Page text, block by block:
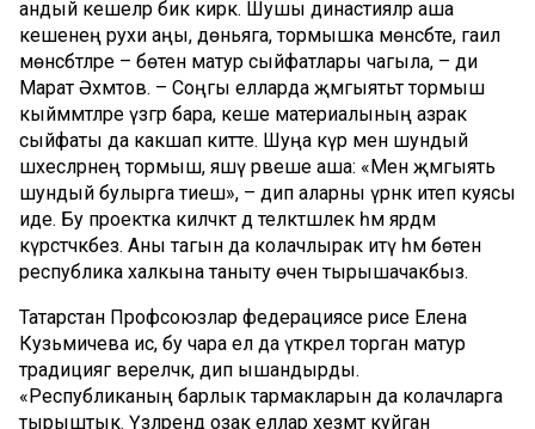
андый кешеләр бик кирәк. Шушы династияләр аша
кешенең рухи аңы, дөньяга, тормышка мөнәсәбәте, гаилә
мөнәсәбәтләре – бөтен матур сыйфатлары чагыла, – ди
Марат Әхмәтов. – Соңгы елларда җәмгыятьтә тормыш
кыйммәтләре үзгәрә бара, кеше материалының азрак
сыйфаты да какшап китте. Шуңа күрә менә шундый
шәхесләрнең тормыш, яшәү рәвеше аша: «Менә җәмгыять
шундый булырга тиеш», ­– дип аларны үрнәк итеп куясы
иде. Бу проектка киләчәктә дә теләктәшлек һәм ярдәм
күрсәтәчәкбез. Аны тагын да колачлырак итү һәм бөтен
республика халкына таныту өчен тырышачакбыз.
Татарстан Профсоюзлар федерациясе рәисе Елена
Кузьмичева исә, бу чара ел да үткәрелә торган матур
традициягә әвереләчәк, дип ышандырды.
«Республиканың барлык тармакларын да колачларга
тырыштык. Үзләрендә озак еллар хезмәт куйган